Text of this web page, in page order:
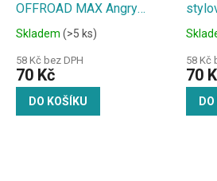
OFFROAD MAX Angry
Beast 1:18
Skladem (>5 ks)
58 Kč bez DPH
70 Kč
DO KOŠÍKU
58 Kč
70